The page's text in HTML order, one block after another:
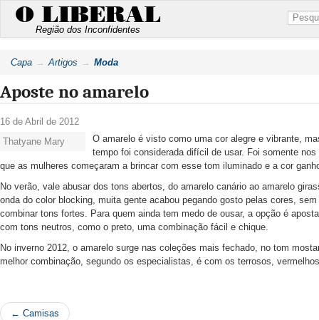
O LIBERAL
Região dos Inconfidentes
Capa Artigos Moda
Aposte no amarelo
16 de Abril de 2012
Thatyane Mary
O amarelo é visto como uma cor alegre e vibrante,
tempo foi considerada difícil de usar. Foi somente nos
que as mulheres começaram a brincar com esse tom iluminado e a cor
No verão, vale abusar dos tons abertos, do amarelo canário ao amarelo
onda do color blocking, muita gente acabou pegando gosto pelas cores,
combinar tons fortes. Para quem ainda tem medo de ousar, a opção é
com tons neutros, como o preto, uma combinação fácil e chique.
No inverno 2012, o amarelo surge nas coleções mais fechado, no tom
melhor combinação, segundo os especialistas, é com os terrosos,
← Camisas